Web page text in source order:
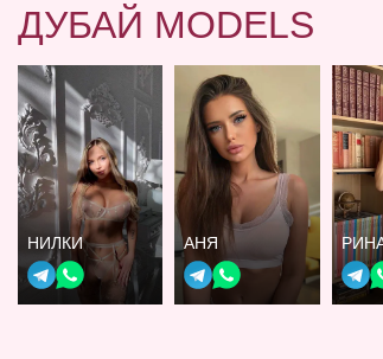
ДУБАЙ MODELS
НИЛКИ АНЯ